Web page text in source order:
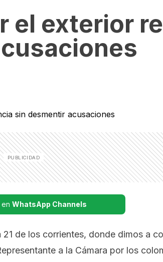
el exterior
WhatsApp Channels
de los corrientes, donde dimos a
a la Cámara por los